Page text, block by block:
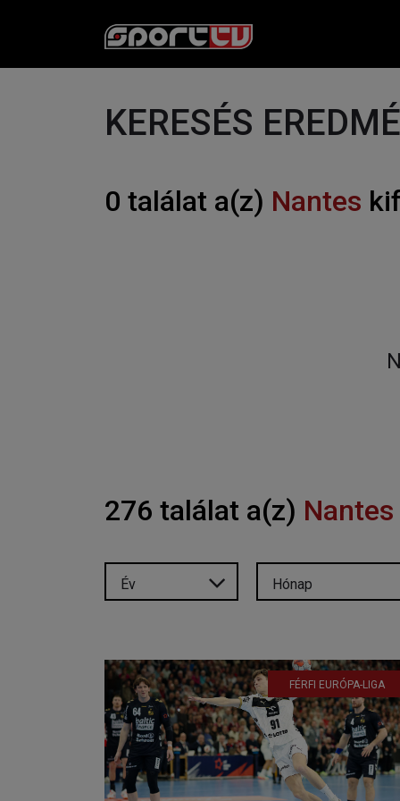
KERESÉS
0 találat a(z) Nantes
276 találat a(z) Nantes
Év Hónap
FÉRFI EURÓPA-LIGA